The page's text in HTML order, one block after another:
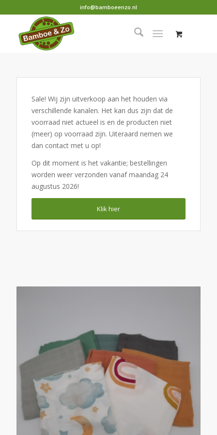
info@bamboeenzo.nl
Sale! Wij zijn uitverkoop aan het houden via
verschillende kanalen. Het kan dus zijn dat de
voorraad niet actueel is en de producten niet
(meer) op voorraad zijn. Uiteraard nemen we
dan contact met u op!
Op dit moment is het vakantie; bestellingen
worden weer verzonden vanaf maandag 24
augustus 2026!
Klik hier